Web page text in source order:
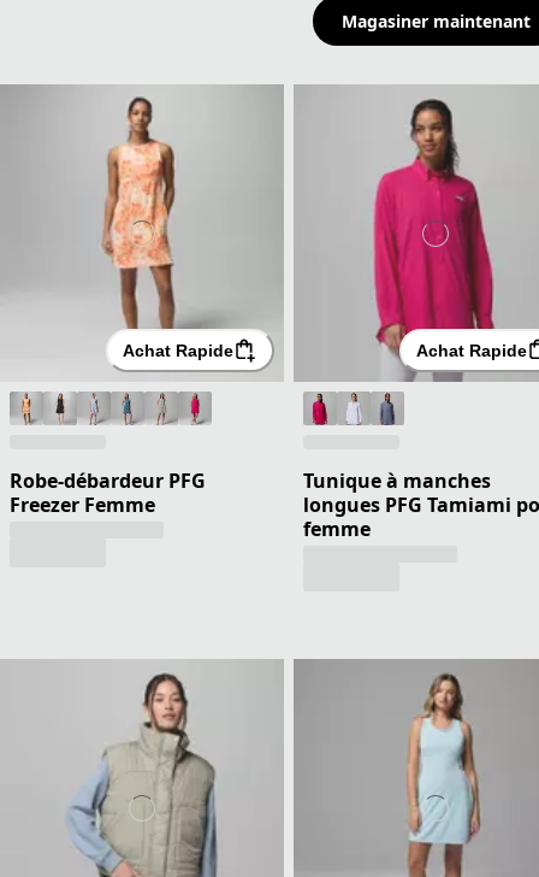
Magasiner maintenant
Achat Rapide
Robe-débardeur PFG
Freezer Femme
Achat Rapide
Tunique à manches
longues PFG Tamiami
femme